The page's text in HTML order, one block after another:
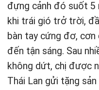
đựng cảnh đó suốt 5
khi trái gió trở trời,
bàn tay cứng đơ, cơn
đến tận sáng. Sau
không dứt, chị được
Thái Lan gửi tặng